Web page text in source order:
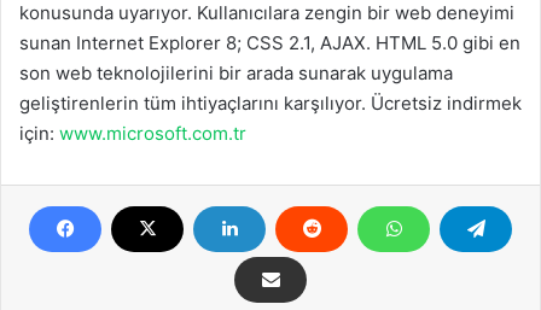
konusunda uyarıyor. Kullanıcılara zengin bir web deneyimi
sunan Internet Explorer 8; CSS 2.1, AJAX. HTML 5.0 gibi en
son web teknolojilerini bir arada sunarak uygulama
geliştirenlerin tüm ihtiyaçlarını karşılıyor. Ücretsiz indirmek
için: www.microsoft.com.tr